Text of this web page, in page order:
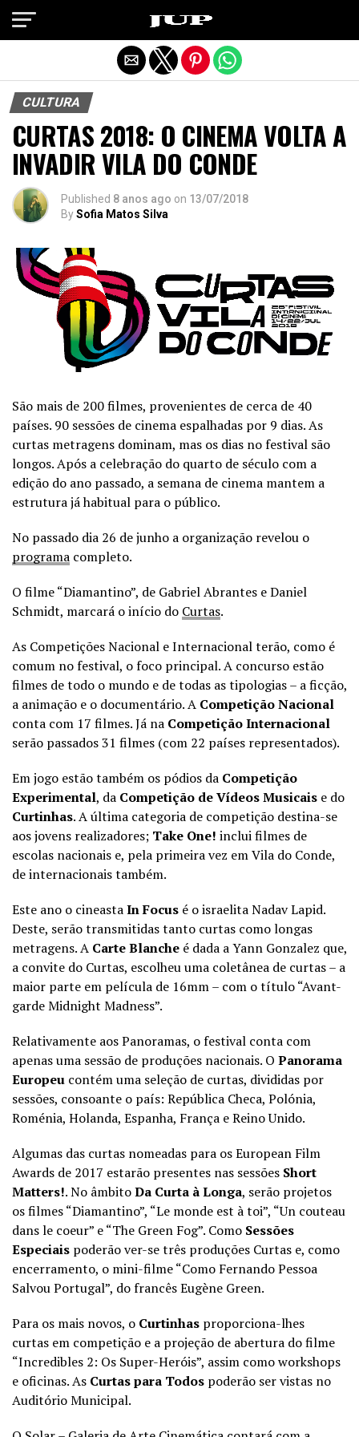
CULTURA
CURTAS 2018: O CINEMA VOLTA A
INVADIR VILA DO CONDE
Published 8 anos ago on 13/07/2018
BySofia Matos Silva
São mais de 200 filmes, provenientes de cerca de 40
países. 90 sessões de cinema espalhadas por 9 dias. As
curtas metragens dominam, mas os dias no festival são
longos. Após a celebração do quarto de século com a
edição do ano passado, a semana de cinema mantem a
estrutura já habitual para o público.
No passado dia 26 de junho a organização revelou o
programa completo.
O filme “Diamantino”, de Gabriel Abrantes e Daniel
Schmidt, marcará o início do Curtas.
As Competições Nacional e Internacional terão, como é
comum no festival, o foco principal. A concurso estão
filmes de todo o mundo e de todas as tipologias – a ficção,
a animação e o documentário. A Competição Nacional
conta com 17 filmes. Já na Competição Internacional
serão passados 31 filmes (com 22 países representados).
Em jogo estão também os pódios da Competição
Experimental, da Competição de Vídeos Musicais e do
Curtinhas. A última categoria de competição destina-se
aos jovens realizadores; Take One! inclui filmes de
escolas nacionais e, pela primeira vez em Vila do Conde,
de internacionais também.
Este ano o cineastaIn Focus é o israelita Nadav Lapid.
Deste, serão transmitidas tanto curtas como longas
metragens. A Carte Blanche é dada a Yann Gonzalez que,
a convite do Curtas, escolheu uma coletânea de curtas – a
maior parte em película de 16mm – com o título “Avant-
garde Midnight Madness”.
Relativamente aos Panoramas, o festival conta com
apenas uma sessão de produções nacionais. O Panorama
Europeu contém uma seleção de curtas, divididas por
sessões, consoante o país: República Checa, Polónia,
Roménia, Holanda, Espanha, França e Reino Unido.
Algumas das curtas nomeadas para os European Film
Awards de 2017 estarão presentes nas sessões Short
Matters!. No âmbitoDa Curta à Longa, serão projetos
os filmes “Diamantino”, “Le monde est à toi”, “Un couteau
dans le coeur” e “The Green Fog”. Como Sessões
Especiais poderão ver-se três produções Curtas e, como
encerramento, o mini-filme “Como Fernando Pessoa
Salvou Portugal”, do francês Eugène Green.
Para os mais novos, o Curtinhas proporciona-lhes
curtas em competição e a projeção de abertura do filme
“Incredibles 2: Os Super-Heróis”, assim como workshops
e oficinas. As Curtas para Todos poderão ser vistas no
Auditório Municipal.
Exit mobile version